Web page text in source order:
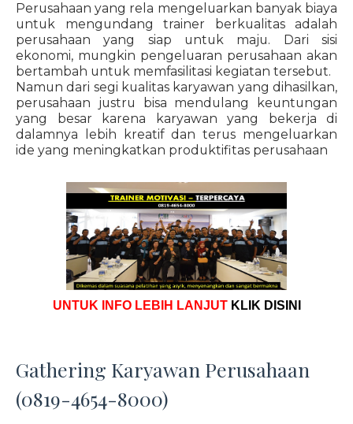
Perusahaan yang rela mengeluarkan banyak biaya
untuk mengundang trainer berkualitas adalah
perusahaan yang siap untuk maju. Dari sisi
ekonomi, mungkin pengeluaran perusahaan akan
bertambah untuk memfasilitasi kegiatan tersebut.
Namun dari segi kualitas karyawan yang dihasilkan,
perusahaan justru bisa mendulang keuntungan
yang besar karena karyawan yang bekerja di
dalamnya lebih kreatif dan terus mengeluarkan
ide yang meningkatkan produktifitas perusahaan
UNTUK INFO LEBIH LANJUT KLIK DISINI
Gathering Karyawan Perusahaan
(0819-4654-8000)